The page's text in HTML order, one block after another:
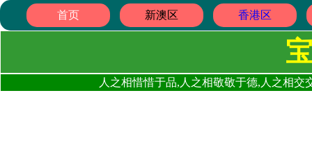
首页 新澳区 香港区
人之相惜惜于品,人之相敬敬于德,人之相